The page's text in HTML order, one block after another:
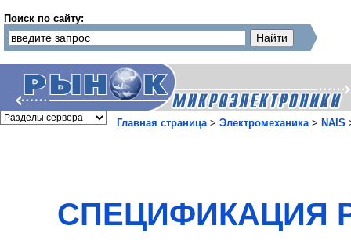
Поиск по сайту:
Главная страница> Электромеханика> NAIS
СПЕЦИФИКАЦИЯ